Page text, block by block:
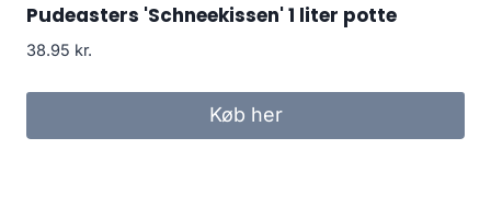
Pudeasters 'Schneekissen' 1 liter potte
38.95 kr.
Køb her